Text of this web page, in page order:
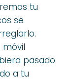
tu
se
móvil
pasado
a tu